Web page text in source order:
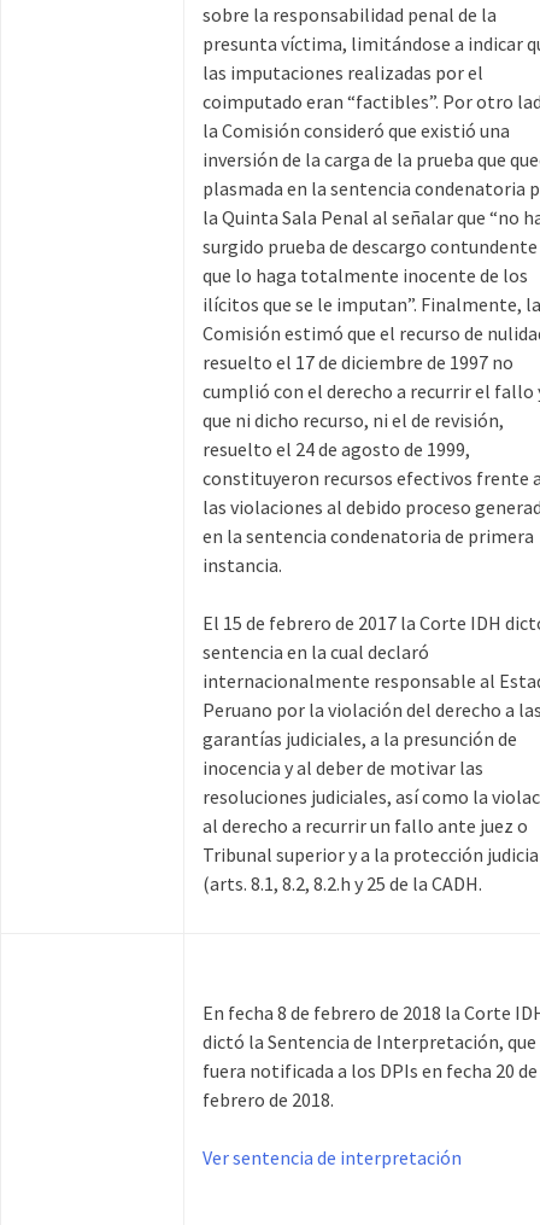
sobre la responsabilidad penal de la
presunta víctima, limitándose a indicar
las imputaciones realizadas por el
coimputado eran “factibles”. Por otro
la Comisión consideró que existió una
inversión de la carga de la prueba que
plasmada en la sentencia condenatoria
la Quinta Sala Penal al señalar que “no
surgido prueba de descargo contundente
que lo haga totalmente inocente de los
ilícitos que se le imputan”. Finalmente, la
Comisión estimó que el recurso de
resuelto el 17 de diciembre de 1997 no
cumplió con el derecho a recurrir el fallo
que ni dicho recurso, ni el de revisión,
resuelto el 24 de agosto de 1999,
constituyeron recursos efectivos frente
las violaciones al debido proceso
en la sentencia condenatoria de primera
instancia.
El 15 de febrero de 2017 la Corte IDH
sentencia en la cual declaró
internacionalmente responsable al
Peruano por la violación del derecho a
garantías judiciales, a la presunción de
inocencia y al deber de motivar las
resoluciones judiciales, así como la
al derecho a recurrir un fallo ante juez o
Tribunal superior y a la protección
(arts. 8.1, 8.2, 8.2.h y 25 de la CADH.
En fecha 8 de febrero de 2018 la Corte
dictó la Sentencia de Interpretación, que
fuera notificada a los DPIs en fecha 20 de
febrero de 2018.
Ver sentencia de interpretación